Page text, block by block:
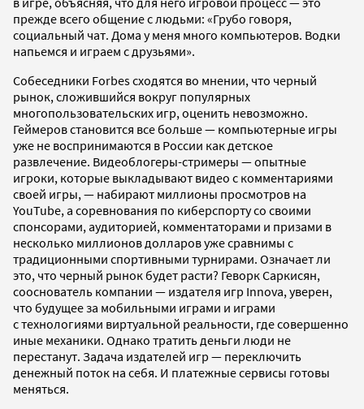
прежде всего общение с людьми: «Грубо говоря,
социальный чат. Дома у меня много компьютеров. Водки
напьемся и играем с друзьями».
Собеседники Forbes сходятся во мнении, что черный
рынок, сложившийся вокруг популярных
многопользовательских игр, оценить невозможно.
Геймеров становится все больше — компьютерные игры
уже не воспринимаются в России как детское
развлечение. Видеоблогеры-стримеры — опытные
игроки, которые выкладывают видео с комментариями
своей игры, — набирают миллионы просмотров на
YouTube, а соревнования по киберспорту со своими
спонсорами, аудиторией, комментаторами и призами в
несколько миллионов долларов уже сравнимы с
традиционными спортивными турнирами. Означает ли
это, что черный рынок будет расти? Геворк Саркисян,
сооснователь компании — издателя игр Innova, уверен,
что будущее за мобильными играми и играми
с технологиями виртуальной реальности, где совершенно
иные механики. Однако тратить деньги люди не
перестанут. Задача издателей игр — переключить
денежный поток на себя. И платежные сервисы готовы
меняться.